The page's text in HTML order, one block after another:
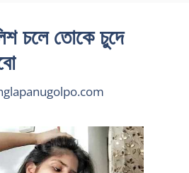
চলে তোকে চুদে